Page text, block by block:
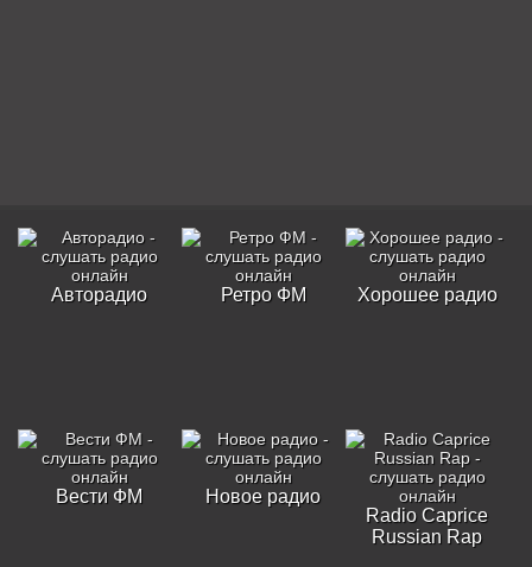
Авторадио Ретро ФМ Хорошее радио
Вести ФМ
Новое радио
Radio Caprice
Russian Rap